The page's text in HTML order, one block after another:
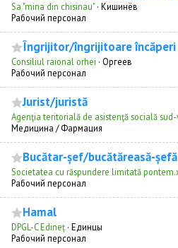
Sa "mina din chisinau"· Кишинёв
Рабочий персонал
Îngrijitor/îngrijitoare încăperi
Consiliul raional orhei · Оргеев
Рабочий персонал
Jurist/juristă
Agenţia teritorială de asistenţă socială
Медицина / Фармация
Bucătar-șef/bucătăreasă-șefă
Societatea cu răspundere limitată
Рабочий персонал
Hamal
DPGL-C Edineț · Единцы
Рабочий персонал